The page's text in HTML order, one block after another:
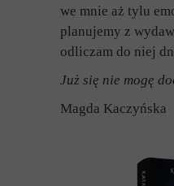
we mnie aż tylu
planujemy z
odliczam do niej
Już się nie mogę
Magda Kaczyńska